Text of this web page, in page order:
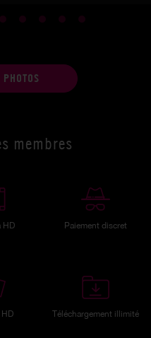
membres
HD Paiement discret
Téléchargement illimité